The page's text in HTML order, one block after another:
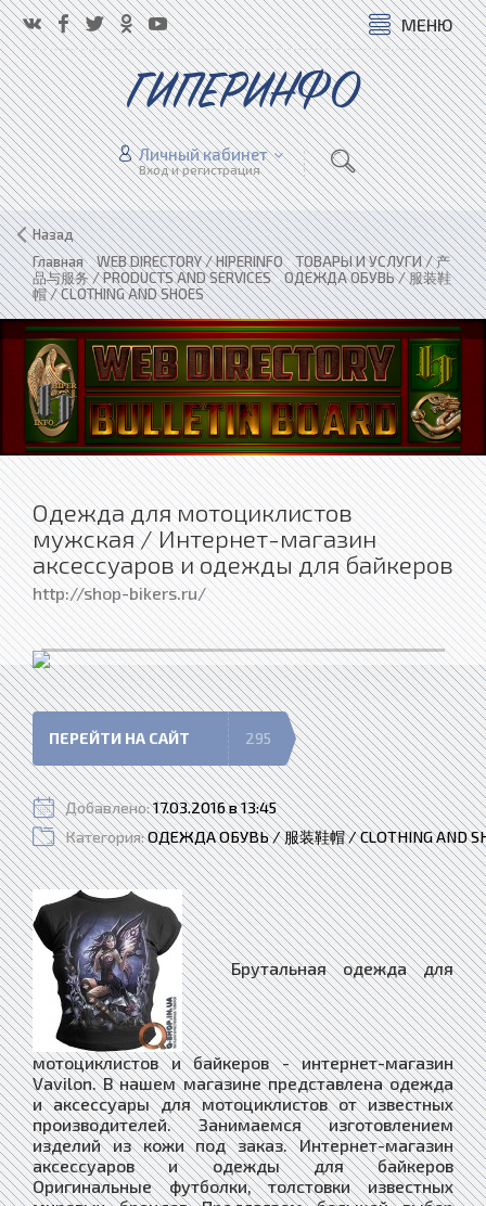
МЕНЮ
ГИПЕРИНФО
Личный кабинет
Вход и регистрация
Назад
Главная»WEB DIRECTORY / HIPERINFO»ТОВАРЫ И УСЛУГИ / 产
品与服务 / PRODUCTS AND SERVICES»ОДЕЖДА ОБУВЬ / 服装鞋
帽 / CLOTHING AND SHOES
Одежда для мотоциклистов
мужская / Интернет-магазин
аксессуаров и одежды для байкеров
http://shop-bikers.ru/
ПЕРЕЙТИ НА САЙТ 295
Добавлено:17.03.2016 в 13:45
Категория:ОДЕЖДА ОБУВЬ / 服装鞋帽 / CLOTHING AND
Брутальная одежда для
мотоциклистов и байкеров - интернет-магазин
Vavilon. В нашем магазине представлена одежда
и аксессуары для мотоциклистов от известных
производителей. Занимаемся изготовлением
изделий из кожи под заказ. Интернет-магазин
аксессуаров и одежды для байкеров
Оригинальные футболки, толстовки известных